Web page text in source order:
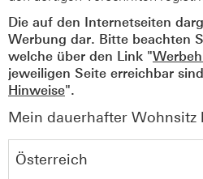
Die auf den Internetseiten
Werbung dar. Bitte beachten
welche über den Link "
jeweiligen Seite erreichbar
Hinweise".
Mein dauerhafter Wohnsitz